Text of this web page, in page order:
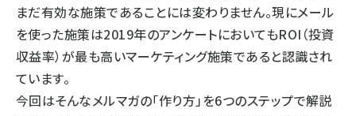
まだ有効な施策であることには変わりません。現にメール
を使った施策は2019年のアンケートにおいてもROI（投資
収益率）が最も高いマーケティング施策であると認識され
ています。
今回はそんなメルマガの「作り方」を6つのステップで解説